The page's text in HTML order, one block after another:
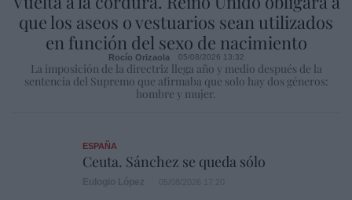
que los aseos o vestuarios sean utilizados
en función del sexo de nacimiento
Rocío Orizaola 05/08/2026 13:32
La imposición de la directriz llega año y medio después de la
sentencia del Supremo que afirmaba que solo hay dos géneros:
hombre y mujer.
ESPAÑA
Ceuta. Sánchez se queda sólo